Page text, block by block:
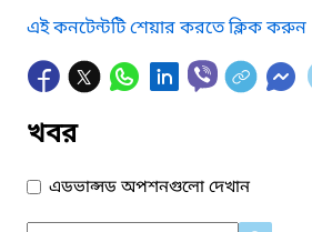
এই কনটেন্টটি শেয়ার করতে ক্লিক করুন
খবর
এডভান্সড অপশনগুলো দেখান